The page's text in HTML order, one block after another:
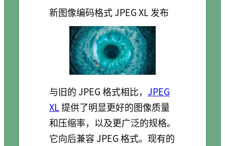
新图像编码格式 JPEG XL 发布
与旧的 JPEG 格式相比， JPEG
XL提供了明显更好的图像质量
和压缩率，以及更广泛的规格。
它向后兼容 JPEG 格式。现有的